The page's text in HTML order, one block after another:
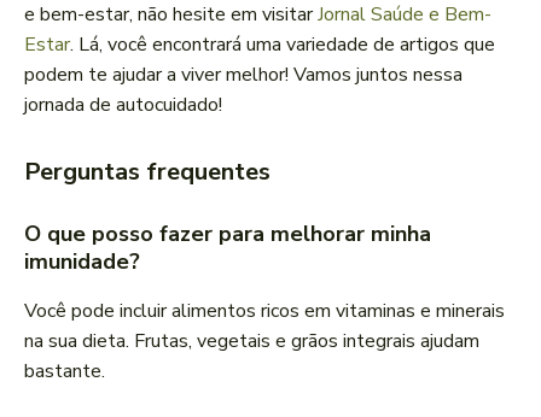
e bem-estar, não hesite em visitarJornal Saúde e Bem-
Estar. Lá, você encontrará uma variedade de artigos que
podem te ajudar a viver melhor! Vamos juntos nessa
jornada de autocuidado!
Perguntas frequentes
O que posso fazer para melhorar minha
imunidade?
Você pode incluir alimentos ricos em vitaminas e minerais
na sua dieta. Frutas, vegetais e grãos integrais ajudam
bastante.